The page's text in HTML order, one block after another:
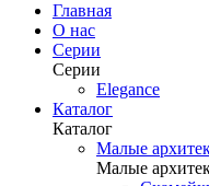
Главная
О нас
Серии
Серии
Elegance
Каталог
Каталог
Малые
Малые